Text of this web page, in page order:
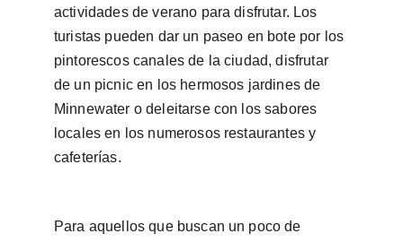
actividades de verano para disfrutar. Los
turistas pueden dar un paseo en bote por los
pintorescos canales de la ciudad, disfrutar
de un picnic en los hermosos jardines de
Minnewater o deleitarse con los sabores
locales en los numerosos restaurantes y
cafeterías.
Para aquellos que buscan un poco de